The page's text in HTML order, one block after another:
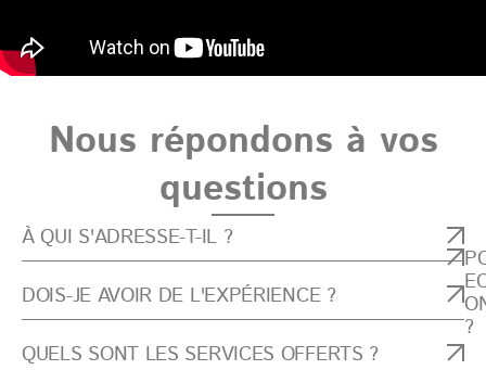
Nous répondons à vos
questions
À QUI S'ADRESSE-T-IL ?
DOIS-JE AVOIR DE L'EXPÉRIENCE ?
QUELS SONT LES SERVICES OFFERTS ?
?